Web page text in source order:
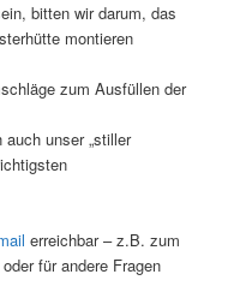
bitten wir darum, das
montieren
zum Ausfüllen der
unser „stiller
erreichbar – z.B. zum
für andere Fragen